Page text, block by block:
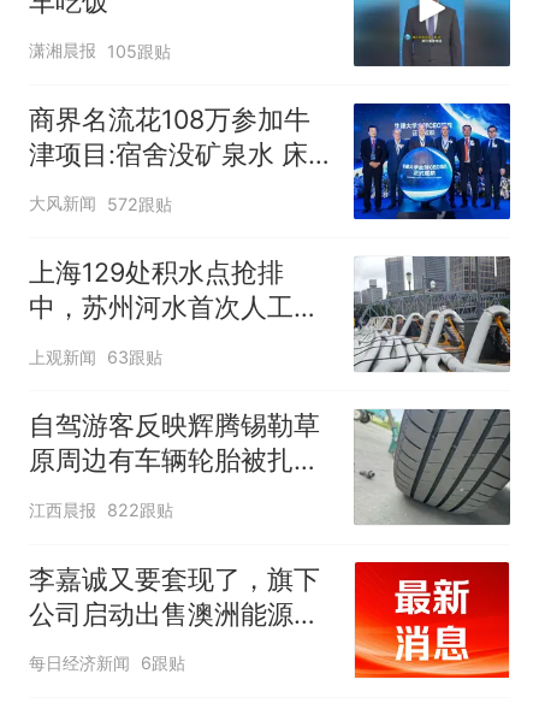
潇湘晨报 105跟贴
商界名流花108万参加牛
津项目:宿舍没矿泉水 床
咯吱响
大风新闻 572跟贴
上海129处积水点抢排
中，苏州河水首次人工翻
泄至黄浦江
上观新闻 63跟贴
自驾游客反映辉腾锡勒草
原周边有车辆轮胎被扎，
修理店铺换胎价格高达千
江西晨报 822跟贴
李嘉诚又要套现了，旗下
公司启动出售澳洲能源企
业，估值最高约为166亿
每日经济新闻 6跟贴